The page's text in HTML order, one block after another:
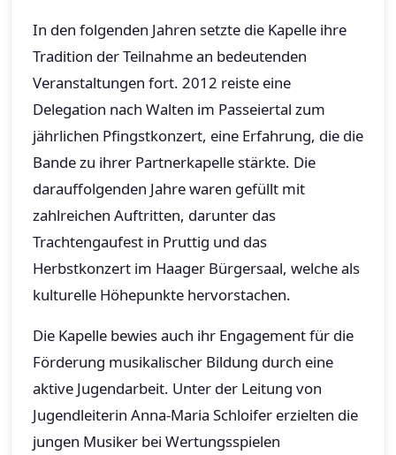
In den folgenden Jahren setzte die Kapelle ihre
Tradition der Teilnahme an bedeutenden
Veranstaltungen fort. 2012 reiste eine
Delegation nach Walten im Passeiertal zum
jährlichen Pfingstkonzert, eine Erfahrung, die die
Bande zu ihrer Partnerkapelle stärkte. Die
darauffolgenden Jahre waren gefüllt mit
zahlreichen Auftritten, darunter das
Trachtengaufest in Pruttig und das
Herbstkonzert im Haager Bürgersaal, welche als
kulturelle Höhepunkte hervorstachen.
Die Kapelle bewies auch ihr Engagement für die
Förderung musikalischer Bildung durch eine
aktive Jugendarbeit. Unter der Leitung von
Jugendleiterin Anna-Maria Schloifer erzielten die
jungen Musiker bei Wertungsspielen